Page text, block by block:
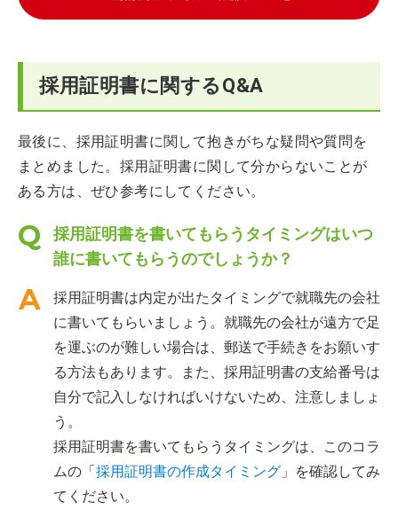
採用証明書に関するQ&A
最後に、採用証明書に関して抱きがちな疑問や質問を
まとめました。採用証明書に関して分からないことが
ある方は、ぜひ参考にしてください。
採用証明書を書いてもらうタイミングはいつ
誰に書いてもらうのでしょうか？
採用証明書は内定が出たタイミングで就職先の会社
に書いてもらいましょう。就職先の会社が遠方で足
を運ぶのが難しい場合は、郵送で手続きをお願いす
る方法もあります。また、採用証明書の支給番号は
自分で記入しなければいけないため、注意しましょ
う。
採用証明書を書いてもらうタイミングは、このコラ
ムの「採用証明書の作成タイミング 」を確認してみ
てください。